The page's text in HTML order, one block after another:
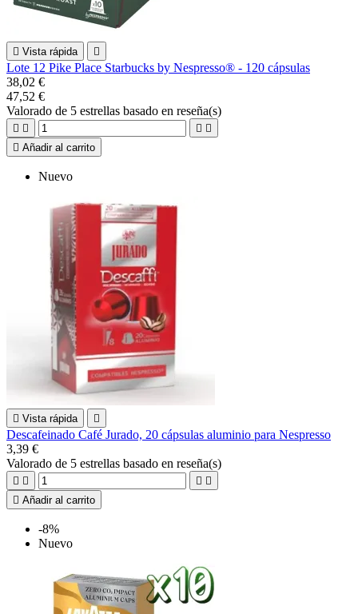
 Vista rápida 
Lote 12 Pike Place Starbucks by Nespresso® - 120 cápsulas
38,02 €
47,52 €
Valorado de 5 estrellas basado en reseña(s)
   
 Añadir al carrito
Nuevo
 Vista rápida 
Descafeinado Café Jurado, 20 cápsulas aluminio para Nespresso
3,39 €
Valorado de 5 estrellas basado en reseña(s)
   
 Añadir al carrito
-8%
Nuevo